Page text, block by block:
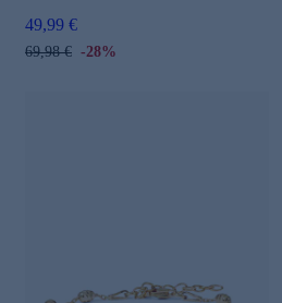
49,99 €
69,98 € -28%